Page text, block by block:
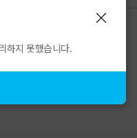
하지 못했습니다.